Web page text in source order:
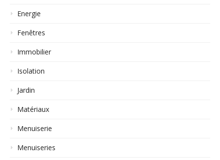
Energie
Fenêtres
Immobilier
Isolation
Jardin
Matériaux
Menuiserie
Menuiseries